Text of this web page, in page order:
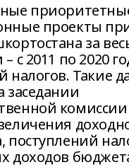
проекты
за
с 2011 по 2020
налогов. Такие
заседании
поступлений
доходов